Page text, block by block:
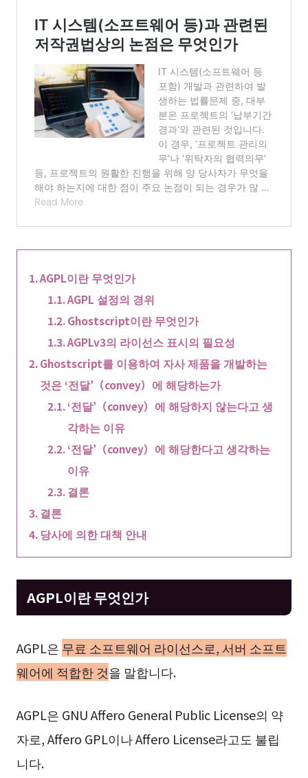
AGPL이란 무엇인가
AGPL 설정의 경위
Ghostscript이란 무엇인가
AGPLv3의 라이선스 표시의 필요성
Ghostscript를 이용하여 자사 제품을 개발하는
것은 ‘전달’（convey）에 해당하는가
‘전달’（convey）에 해당하지 않는다고 생
각하는 이유
‘전달’（convey）에 해당한다고 생각하는
이유
결론
결론
당사에 의한 대책 안내
AGPL이란 무엇인가
AGPL은 무료 소프트웨어 라이선스로, 서버 소프트
웨어에 적합한 것을 말합니다.
AGPL은 GNU Affero General Public License의 약
자로, Affero GPL이나 Affero License라고도 불립
니다.